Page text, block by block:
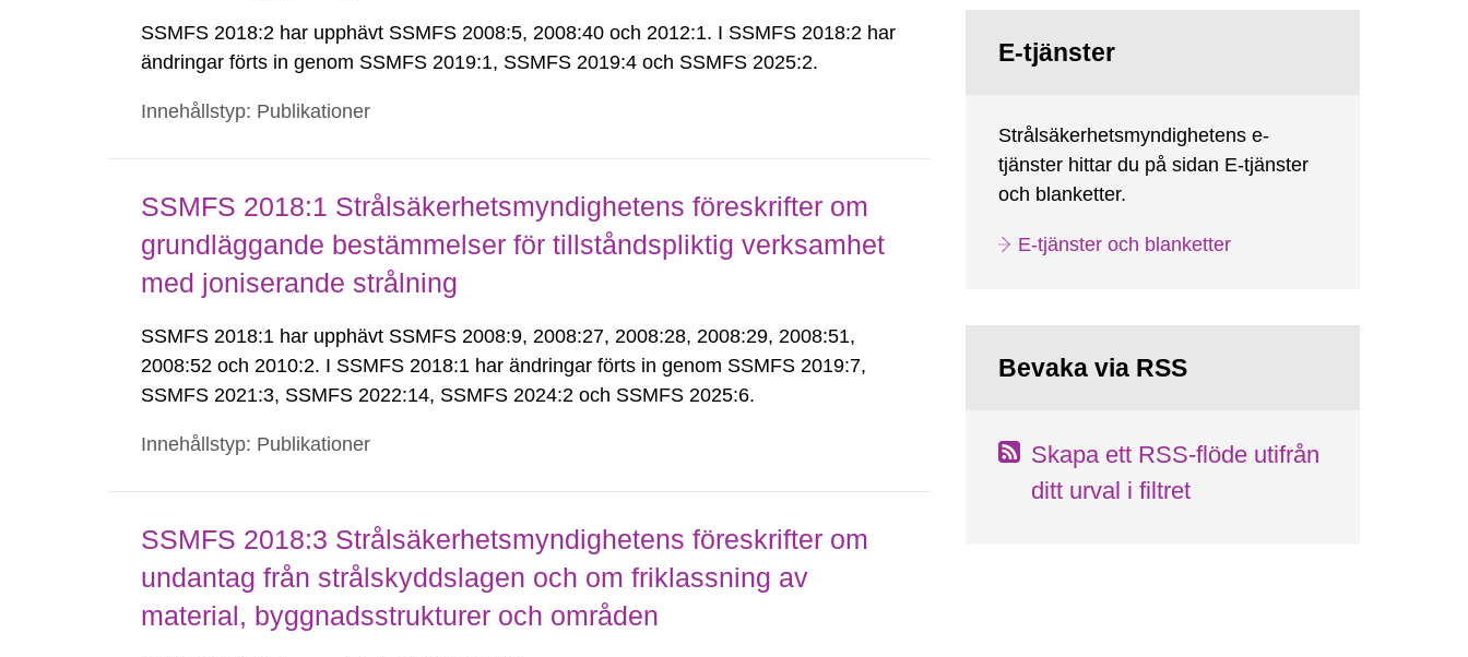
SSMFS 2018:2 har upphävt SSMFS 2008:5, 2008:40 och 2012:1. I SSMFS 2018:2 har
ändringar förts in genom SSMFS 2019:1, SSMFS 2019:4 och SSMFS 2025:2.
Innehållstyp: Publikationer
SSMFS 2018:1 Strålsäkerhetsmyndighetens föreskrifter om
grundläggande bestämmelser för tillståndspliktig verksamhet
med joniserande strålning
SSMFS 2018:1 har upphävt SSMFS 2008:9, 2008:27, 2008:28, 2008:29, 2008:51,
2008:52 och 2010:2. I SSMFS 2018:1 har ändringar förts in genom SSMFS 2019:7,
SSMFS 2021:3, SSMFS 2022:14, SSMFS 2024:2 och SSMFS 2025:6.
Innehållstyp: Publikationer
SSMFS 2018:3 Strålsäkerhetsmyndighetens föreskrifter om
undantag från strålskyddslagen och om friklassning av
material, byggnadsstrukturer och områden
E-tjänster
Strålsäkerhetsmyndighetens e-
tjänster hittar du på sidan E-tjänster
och blanketter.
E-tjänster och blanketter
Bevaka via RSS
Skapa ett RSS-flöde utifrån
ditt urval i filtret